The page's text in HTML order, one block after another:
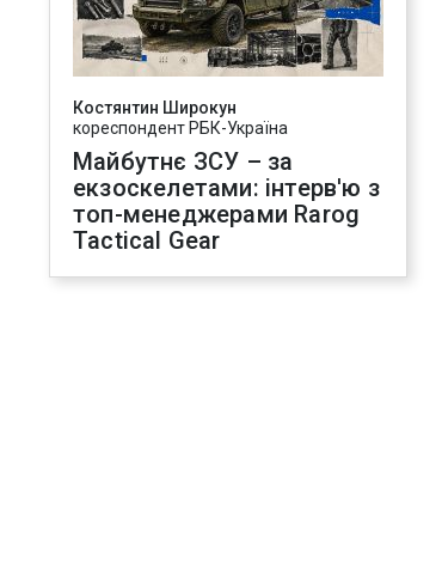
Костянтин Широкун
кореспондент РБК-Україна
Майбутнє ЗСУ – за
екзоскелетами: інтерв'ю з
топ-менеджерами Rarog
Tactical Gear